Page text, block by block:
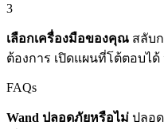
3
เลือกเครื่องมือของคุณ สลับ
ต้องการ เปิดแผนที่โต้ตอบไ
FAQs
Wand ปลอดภัยหรือไม่ ปลอ